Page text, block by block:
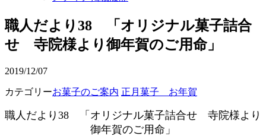
職人だより38 「オリジナル菓子詰合
せ 寺院様より御年賀のご用命」
2019/12/07
カテゴリーお菓子のご案内 正月菓子 お年賀
職人だより38 「オリジナル菓子詰合せ 寺院様より
御年賀のご用命」